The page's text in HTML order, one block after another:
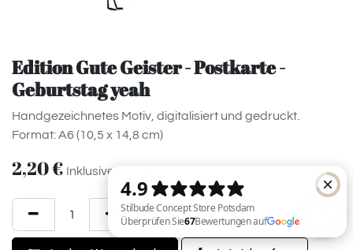
Edition Gute Geister - Postkarte -
Geburtstag yeah
Handgezeichnetes Motiv, digitalisiert und gedruckt.
Format: A6 (10,5 x 14,8 cm)
2,20€ Inklusive MwSt.